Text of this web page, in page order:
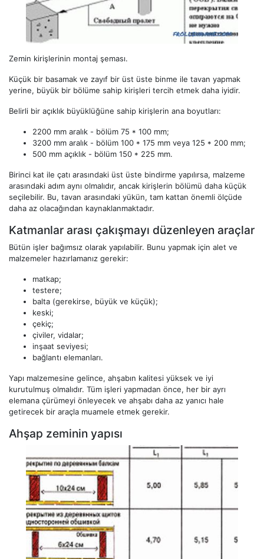
Zemin kirişlerinin montaj şeması.
Küçük bir basamak ve zayıf bir üst üste binme ile tavan yapmak
yerine, büyük bir bölüme sahip kirişleri tercih etmek daha iyidir.
Belirli bir açıklık büyüklüğüne sahip kirişlerin ana boyutları:
2200 mm aralık - bölüm 75 * 100 mm;
3200 mm aralık - bölüm 100 * 175 mm veya 125 * 200 mm;
500 mm açıklık - bölüm 150 * 225 mm.
Birinci kat ile çatı arasındaki üst üste bindirme yapılırsa, malzeme
arasındaki adım aynı olmalıdır, ancak kirişlerin bölümü daha küçük
seçilebilir. Bu, tavan arasındaki yükün, tam kattan önemli ölçüde
daha az olacağından kaynaklanmaktadır.
Katmanlar arası çakışmayı düzenleyen araçlar
Bütün işler bağımsız olarak yapılabilir. Bunu yapmak için alet ve
malzemeler hazırlamanız gerekir:
matkap;
testere;
balta (gerekirse, büyük ve küçük);
keski;
çekiç;
çiviler, vidalar;
inşaat seviyesi;
bağlantı elemanları.
Yapı malzemesine gelince, ahşabın kalitesi yüksek ve iyi
kurutulmuş olmalıdır. Tüm işleri yapmadan önce, her bir ayrı
elemana çürümeyi önleyecek ve ahşabı daha az yanıcı hale
getirecek bir araçla muamele etmek gerekir.
Ahşap zeminin yapısı